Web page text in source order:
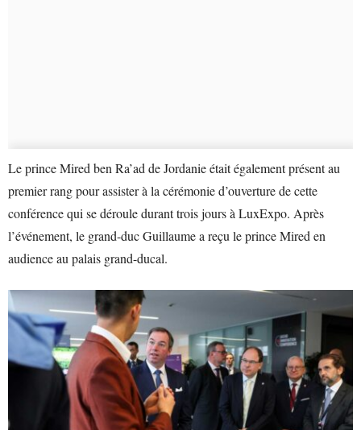
Le prince Mired ben Ra’ad de Jordanie était également présent au
premier rang pour assister à la cérémonie d’ouverture de cette
conférence qui se déroule durant trois jours à LuxExpo. Après
l’événement, le grand-duc Guillaume a reçu le prince Mired en
audience au palais grand-ducal.